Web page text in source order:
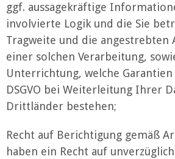
ggf. aussagekräftige
involvierte Logik und die Sie
Tragweite und die angestrebten
einer solchen Verarbeitung,
Unterrichtung, welche
DSGVO bei Weiterleitung Ihrer
Drittländer bestehen;
Recht auf Berichtigung gemäß
haben ein Recht auf